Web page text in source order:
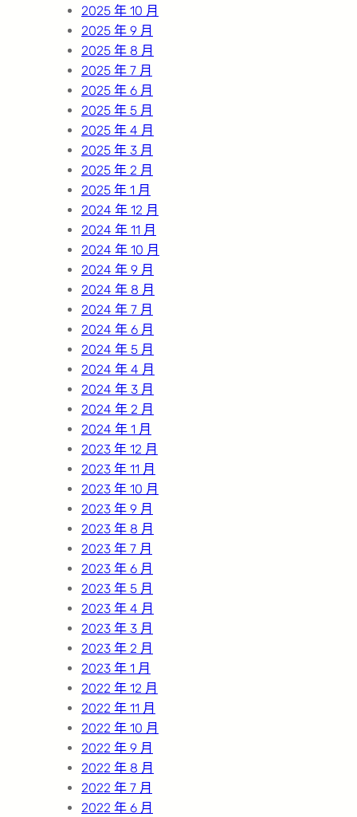
2025 年 10 月
2025 年 9 月
2025 年 8 月
2025 年 7 月
2025 年 6 月
2025 年 5 月
2025 年 4 月
2025 年 3 月
2025 年 2 月
2025 年 1 月
2024 年 12 月
2024 年 11 月
2024 年 10 月
2024 年 9 月
2024 年 8 月
2024 年 7 月
2024 年 6 月
2024 年 5 月
2024 年 4 月
2024 年 3 月
2024 年 2 月
2024 年 1 月
2023 年 12 月
2023 年 11 月
2023 年 10 月
2023 年 9 月
2023 年 8 月
2023 年 7 月
2023 年 6 月
2023 年 5 月
2023 年 4 月
2023 年 3 月
2023 年 2 月
2023 年 1 月
2022 年 12 月
2022 年 11 月
2022 年 10 月
2022 年 9 月
2022 年 8 月
2022 年 7 月
2022 年 6 月